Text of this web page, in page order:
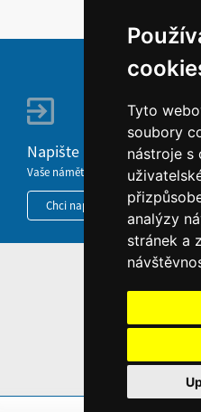
Tyto
soubory
nástroje s
analýzy
stránek a
Napište nám
Vaše náměty, komentáře,
Chci napsat MKČR